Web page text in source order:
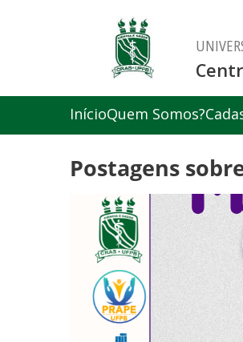
InícioQuem Somos?
Postagens